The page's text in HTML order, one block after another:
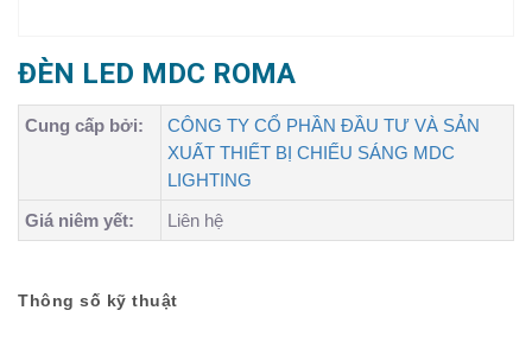
ĐÈN LED MDC ROMA
Cung cấp bởi:
CÔNG TY CỔ PHẦN ĐẦU TƯ VÀ SẢN
XUẤT THIẾT BỊ CHIẾU SÁNG MDC
LIGHTING
Giá niêm yết:
Liên hệ
Thông số kỹ thuật